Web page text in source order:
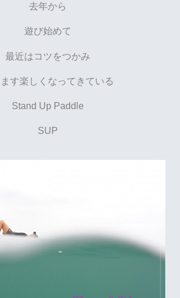
去年から
遊び始めて
最近はコツをつかみ
す楽しくなってきている
Stand Up Paddle
SUP